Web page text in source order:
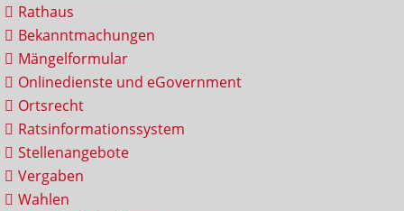
Rathaus
Bekanntmachungen
Mängelformular
Onlinedienste und eGovernment
Ortsrecht
Ratsinformationssystem
Stellenangebote
Vergaben
Wahlen